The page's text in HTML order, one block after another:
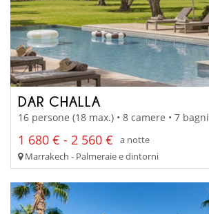
DAR CHALLA
16 persone (18 max.) • 8 camere • 7 bagni
1 680 € - 2 560 €
a notte
Marrakech - Palmeraie e dintorni